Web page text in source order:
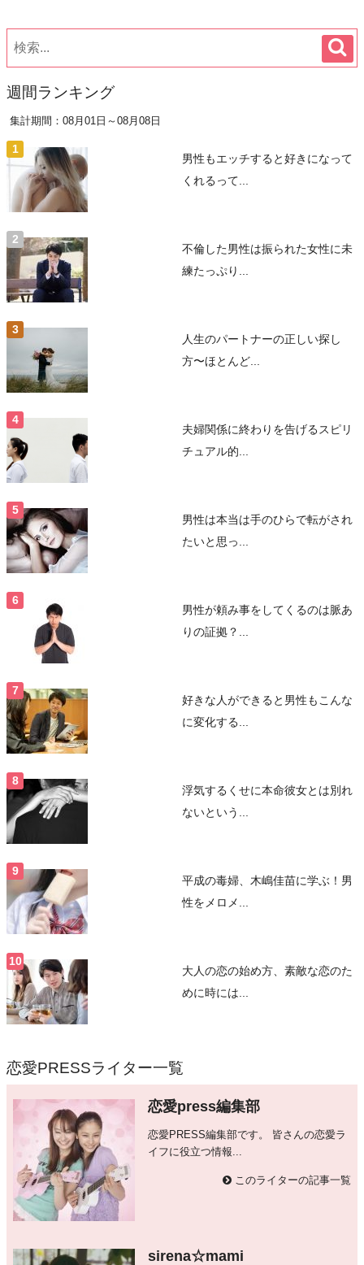
週間ランキング
集計期間：08月01日～08月08日
男性もエッチすると好きになって
くれるって...
不倫した男性は振られた女性に未
練たっぷり...
人生のパートナーの正しい探し
方〜ほとんど...
夫婦関係に終わりを告げるスピリ
チュアル的...
男性は本当は手のひらで転がされ
たいと思っ...
男性が頼み事をしてくるのは脈あ
りの証拠？...
好きな人ができると男性もこんな
に変化する...
浮気するくせに本命彼女とは別れ
ないという...
平成の毒婦、木嶋佳苗に学ぶ！男
性をメロメ...
大人の恋の始め方、素敵な恋のた
めに時には...
恋愛PRESSライター一覧
恋愛press編集部
恋愛PRESS編集部です。 皆さんの恋愛ラ
イフに役立つ情報...
このライターの記事一覧
sirena☆mami